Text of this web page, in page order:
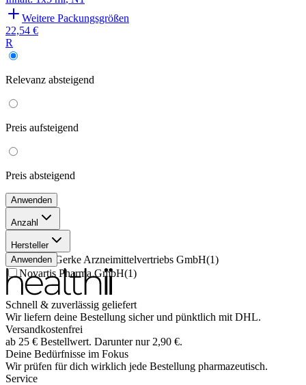
Weitere Packungsgrößen
22,54 €
R
Relevanz absteigend
Preis aufsteigend
Preis absteigend
Anwenden
Anzahl
(2 )
Hersteller
Pharma Gerke Arzneimittelvertriebs GmbH(1)
Novartis Pharma GmbH(1)
Anwenden
Schnell & zuverlässig geliefert
Wir liefern deine Bestellung sicher und pünktlich mit DHL.
Versandkostenfrei
ab 25 € Bestellwert. Darunter nur 2,90 €.
Deine Bedürfnisse im Fokus
Wir prüfen für dich wirklich jede Bestellung pharmazeutisch.
Service